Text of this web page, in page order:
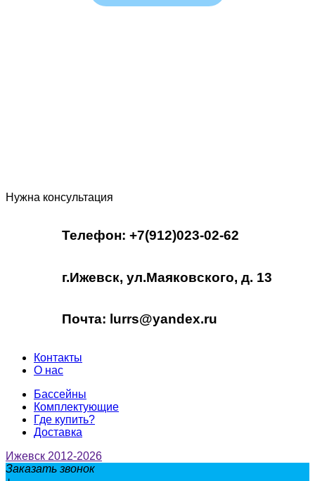
Нужна консультация
Телефон: +7(912)023-02-62
г.Ижевск, ул.Маяковского, д. 13
Почта: lurrs@yandex.ru
Контакты
О нас
Бассейны
Комплектующие
Где купить?
Доставка
Ижевск 2012-2026
Заказать звонок